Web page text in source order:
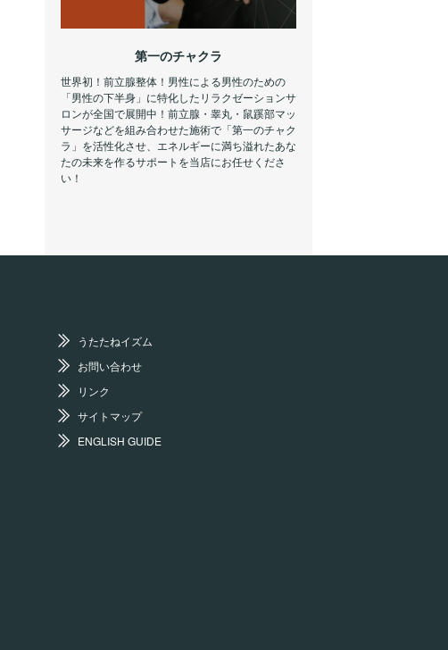
第一のチャクラ
世界初！前立腺整体！男性による男性のための
「男性の下半身」に特化したリラクゼーションサ
ロンが全国で展開中！前立腺・睾丸・鼠蹊部マッ
サージなどを組み合わせた施術で「第一のチャク
ラ」を活性化させ、エネルギーに満ち溢れたあな
たの未来を作るサポートを当店にお任せくださ
い！
うたたねイズム
お問い合わせ
リンク
サイトマップ
ENGLISH GUIDE